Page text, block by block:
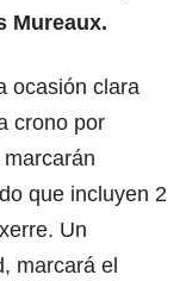
Mureaux.
ocasión clara
crono por
que incluyen 2
Un
marcará el